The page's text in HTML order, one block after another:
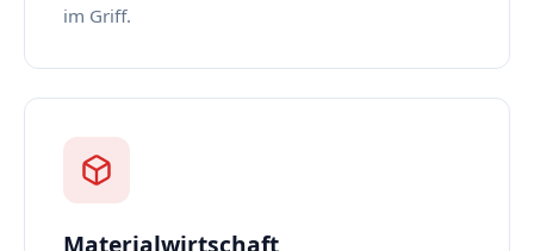
im Griff.
Materialwirtschaft